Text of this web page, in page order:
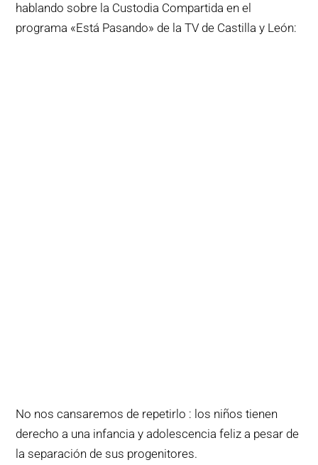
hablando sobre la Custodia Compartida en el
programa «Está Pasando» de la TV de Castilla y León:
No nos cansaremos de repetirlo : los niños tienen
derecho a una infancia y adolescencia feliz a pesar de
la separación de sus progenitores.